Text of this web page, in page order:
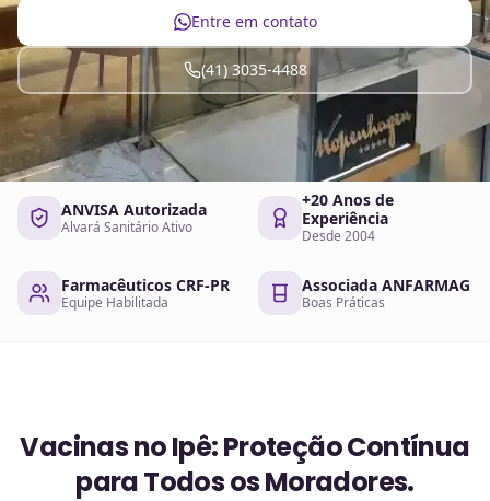
Entre em contato
(41) 3035-4488
ANVISA Autorizada
Alvará Sanitário Ativo
+20 Anos de
Experiência
Desde 2004
Farmacêuticos CRF-PR
Equipe Habilitada
Associada ANFARMAG
Boas Práticas
Vacinas no Ipê: Proteção Contínua
para Todos os Moradores.